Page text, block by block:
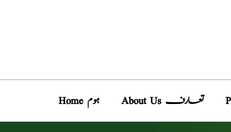
Home ہوم About Us تعارف